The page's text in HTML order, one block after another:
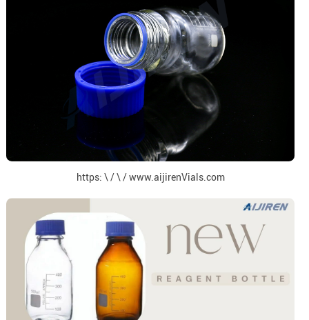
https: \ / \ / www.aijirenVials.com